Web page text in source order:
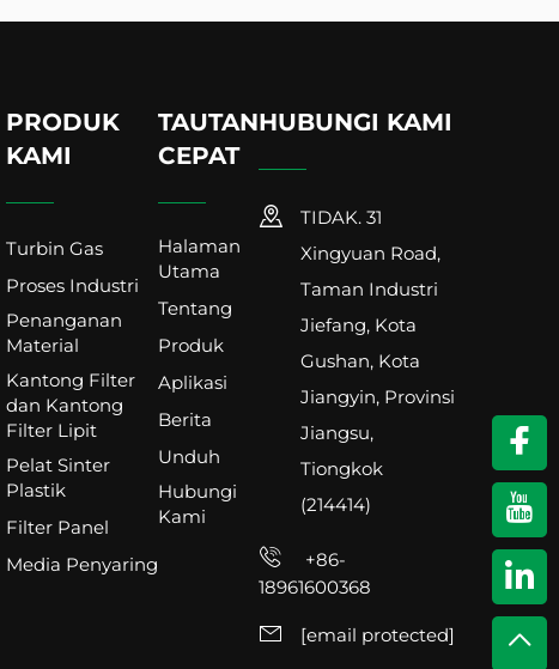
PRODUK
KAMI
Turbin Gas
Proses Industri
Penanganan
Material
Kantong Filter
dan Kantong
Filter Lipit
Pelat Sinter
Plastik
Filter Panel
Media Penyaring
TAUTAN
CEPAT
Halaman
Utama
Tentang
Produk
Aplikasi
Berita
Unduh
Hubungi
Kami
HUBUNGI KAMI
TIDAK. 31
Xingyuan Road,
Taman Industri
Jiefang, Kota
Gushan, Kota
Jiangyin, Provinsi
Jiangsu,
Tiongkok
(214414)
+86-
18961600368
[email protected]